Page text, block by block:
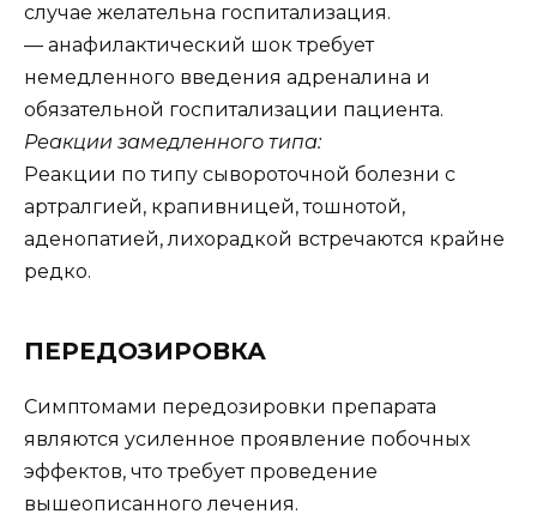
случае желательна госпитализация.
— анафилактический шок требует
немедленного введения адреналина и
обязательной госпитализации пациента.
Реакции замедленного типа:
Реакции по типу сывороточной болезни с
артралгией, крапивницей, тошнотой,
аденопатией, лихорадкой встречаются крайне
редко.
ПЕРЕДОЗИРОВКА
Симптомами передозировки препарата
являются усиленное проявление побочных
эффектов, что требует проведение
вышеописанного лечения.